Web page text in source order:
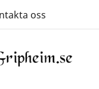
oss